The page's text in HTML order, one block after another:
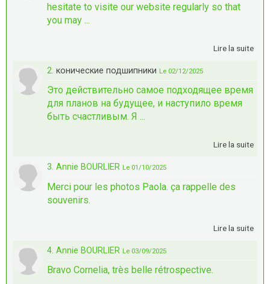
hesitate to visite our website regularly so that
you may ...
Lire la suite
2. конические подшипники Le 02/12/2025
Это действительно самое подходящее время
для планов на будущее, и наступило время
быть счастливым. Я ...
Lire la suite
3. Annie BOURLIER Le 01/10/2025
Merci pour les photos Paola. ça rappelle des
souvenirs.
Lire la suite
4. Annie BOURLIER Le 03/09/2025
Bravo Cornelia, très belle rétrospective.